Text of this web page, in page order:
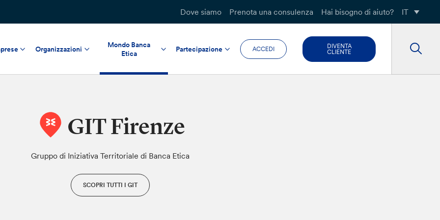
Dove siamo Prenota una consulenza Hai bisogno di aiuto? IT
Organizzazioni
Mondo Banca
Etica
Partecipazione ACCEDI
DIVENTA
CLIENTE
GIT Firenze
Gruppo di Iniziativa Territoriale di Banca Etica
SCOPRI TUTTI I GIT